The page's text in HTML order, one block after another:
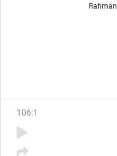
Rahman
106:1